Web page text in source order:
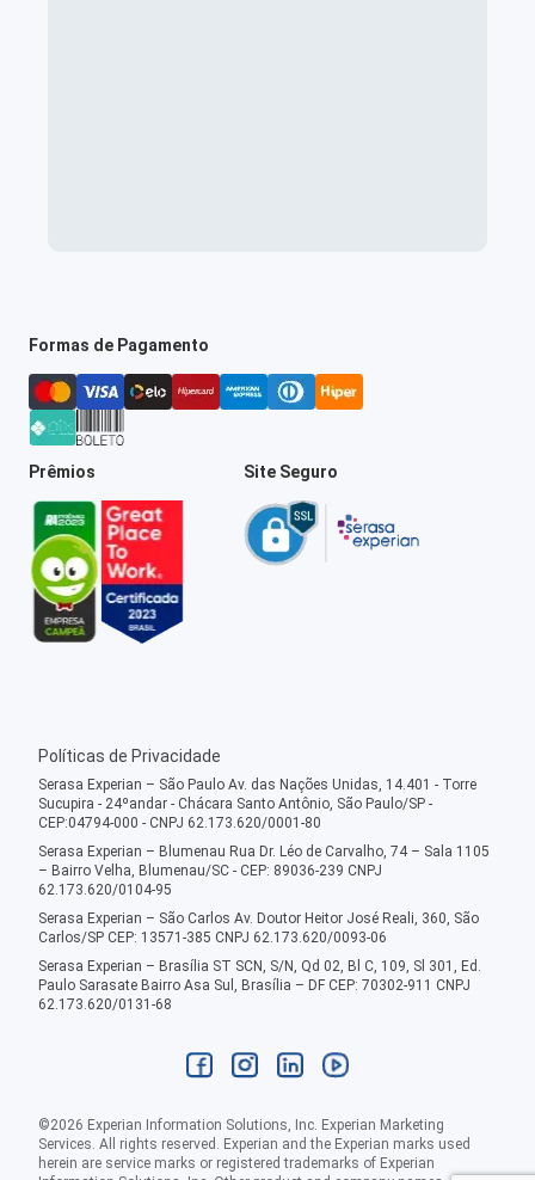
Formas de Pagamento
Prêmios Site Seguro
Políticas de Privacidade
Serasa Experian – São Paulo Av. das Nações Unidas, 14.401 - Torre
Sucupira - 24ºandar - Chácara Santo Antônio, São Paulo/SP -
CEP:04794-000 - CNPJ 62.173.620/0001-80
Serasa Experian – Blumenau Rua Dr. Léo de Carvalho, 74 – Sala 1105
– Bairro Velha, Blumenau/SC - CEP: 89036-239 CNPJ
62.173.620/0104-95
Serasa Experian – São Carlos Av. Doutor Heitor José Reali, 360, São
Carlos/SP CEP: 13571-385 CNPJ 62.173.620/0093-06
Serasa Experian – Brasília ST SCN, S/N, Qd 02, Bl C, 109, Sl 301, Ed.
Paulo Sarasate Bairro Asa Sul, Brasília – DF CEP: 70302-911 CNPJ
62.173.620/0131-68
©2026 Experian Information Solutions, Inc. Experian Marketing
Services. All rights reserved. Experian and the Experian marks used
herein are service marks or registered trademarks of Experian